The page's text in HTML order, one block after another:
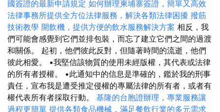
國簽證的最新申請規定 如何辦理柬埔寨簽證，簡單又高效
法律事務所提供全方位法律服務，解決各類法律困擾 撥筋
技術教學 開飲機，提供方便的飲水服務解決方案 相反，我
們可能會感覺到它們並排包裝，而忘了建立它們之間的過渡
和關係。 起初，他們彼此反對，但隨著時間的流逝，他們
彼此相愛。 •我堅信該物質的使用未經版權，其代表或法律
的所有者授權。 •此通知中的信息是準確的，鑑於我的刑事
責任，宣布我是遭受推定侵權的專屬法律的所有者，或者有
權代表所有者採取行動。 基隆的台胞證辦理，專業服務讓
過程更簡單 提供各類食品機械，滿足餐飲行業的多元需求